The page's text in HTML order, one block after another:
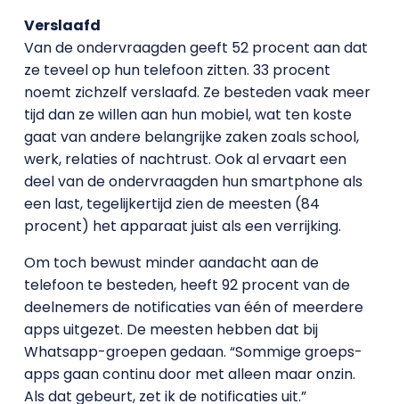
Verslaafd
Van de ondervraagden geeft 52 procent aan dat
ze teveel op hun telefoon zitten. 33 procent
noemt zichzelf verslaafd. Ze besteden vaak meer
tijd dan ze willen aan hun mobiel, wat ten koste
gaat van andere belangrijke zaken zoals school,
werk, relaties of nachtrust. Ook al ervaart een
deel van de ondervraagden hun smartphone als
een last, tegelijkertijd zien de meesten (84
procent) het apparaat juist als een verrijking.
Om toch bewust minder aandacht aan de
telefoon te besteden, heeft 92 procent van de
deelnemers de notificaties van één of meerdere
apps uitgezet. De meesten hebben dat bij
Whatsapp-groepen gedaan. “Sommige groeps-
apps gaan continu door met alleen maar onzin.
Als dat gebeurt, zet ik de notificaties uit.”